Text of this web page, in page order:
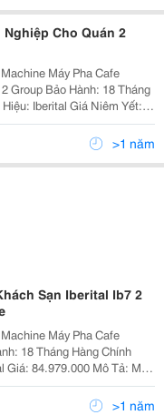
Nghiệp Cho Quán 2
Pha Cafe
18 Tháng
Iberital Giá Niêm Yết:
>1 năm
Sạn Iberital Ib7 2
Pha Cafe
Mô Tả: Máy
Hơi. - 1 Vòi
>1 năm